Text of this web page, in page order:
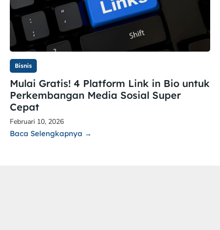
Bisnis
Mulai Gratis! 4 Platform Link in Bio untuk
Perkembangan Media Sosial Super
Cepat
Februari 10, 2026
Baca Selengkapnya →